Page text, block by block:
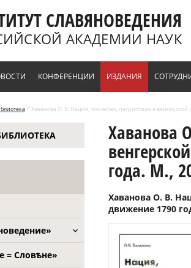
СЛАВЯНОВЕДЕНИЯ
АКАДЕМИИ НАУК
КОНФЕРЕНЦИИ ИЗДАНИЯ
/ Хаванова О. В. Нация, отечество, патриотизм в
= Словѣне»
Хаванова
года. М.,
Хаванова О. В.
движение 1790